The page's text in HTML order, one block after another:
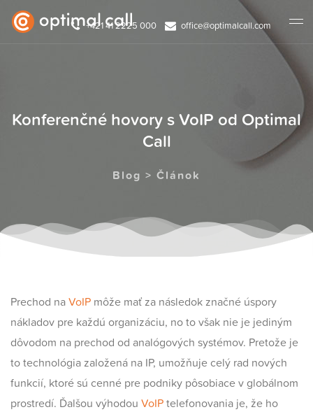
+421 41 2225 000 office@optimalcall.com
Konferenčné hovory s VoIP od Optimal
Call
Blog > Článok
Prechod naVoIP môže mať za následok značné úspory
nákladov pre každú organizáciu, no to však nie je jediným
dôvodom na prechod od analógových systémov. Pretože je
to technológia založená na IP, umožňuje celý rad nových
funkcií, ktoré sú cenné pre podniky pôsobiace v globálnom
prostredí. Ďalšou výhodou VoIPtelefonovania je, že ho